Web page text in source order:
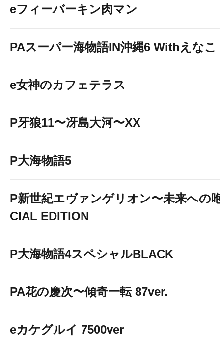
eフィーバーキン肉マン
PAスーパー海物語IN沖縄6 Withえなこ
e女神のカフェテラス
P牙狼11〜冴島大河〜XX
P大海物語5
P新世紀エヴァンゲリオン〜未来への
CIAL EDITION
P大海物語4スペシャルBLACK
PA花の慶次〜傾奇一転 87ver.
eカケグルイ 7500ver